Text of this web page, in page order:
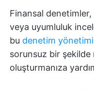
Finansal
veya uyumluluk
bu denetim yönetimi
sorunsuz bir
oluşturmanıza